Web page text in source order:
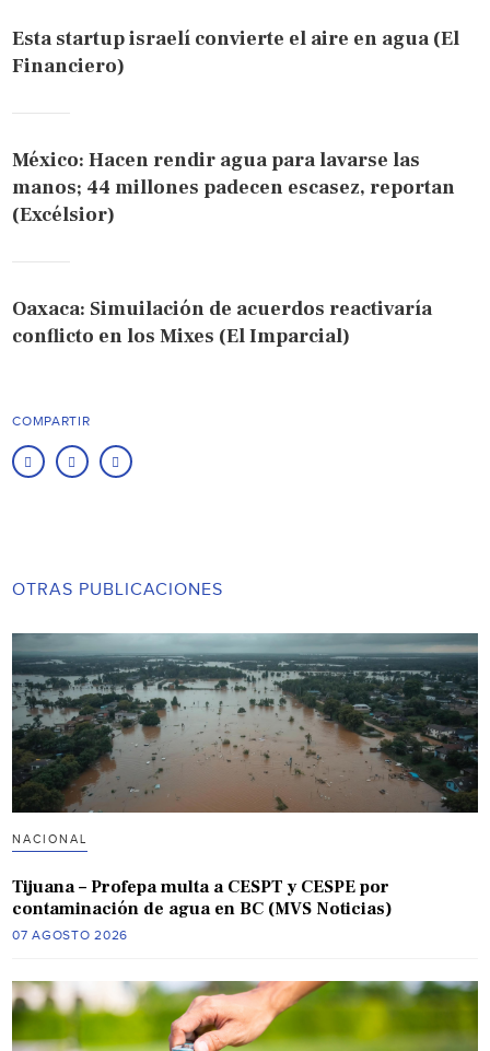
Esta startup israelí convierte el aire en agua (El
Financiero)
México: Hacen rendir agua para lavarse las
manos; 44 millones padecen escasez, reportan
(Excélsior)
Oaxaca: Simuilación de acuerdos reactivaría
conflicto en los Mixes (El Imparcial)
COMPARTIR
OTRAS PUBLICACIONES
NACIONAL
Tijuana – Profepa multa a CESPT y CESPE por
contaminación de agua en BC (MVS Noticias)
07 AGOSTO 2026